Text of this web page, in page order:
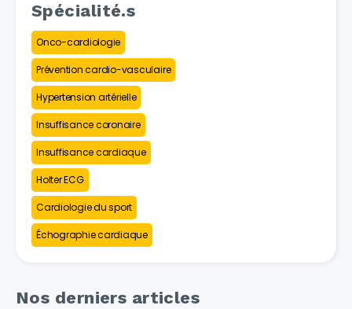
Spécialité.s
Onco-cardiologie
Prévention cardio-vasculaire
Hypertension artérielle
Insuffisance coronaire
Insuffisance cardiaque
Holter ECG
Cardiologie du sport
Échographie cardiaque
Nos derniers articles